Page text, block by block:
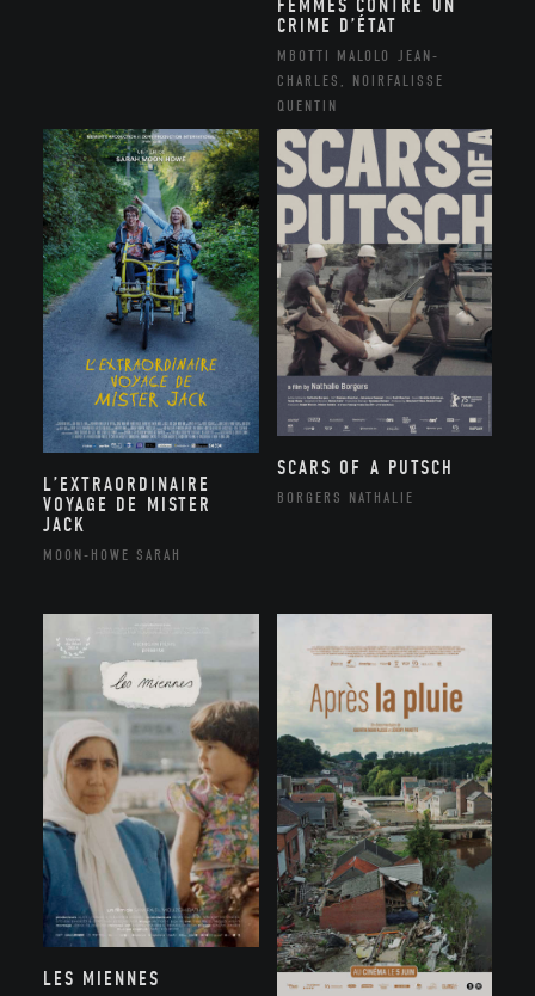
FEMMES CONTRE UN
CRIME D’ÉTAT
MBOTTI MALOLO JEAN-
CHARLES, NOIRFALISSE
QUENTIN
L’EXTRAORDINAIRE
VOYAGE DE MISTER
JACK
MOON-HOWE SARAH
SCARS OF A PUTSCH
BORGERS NATHALIE
LES MIENNES